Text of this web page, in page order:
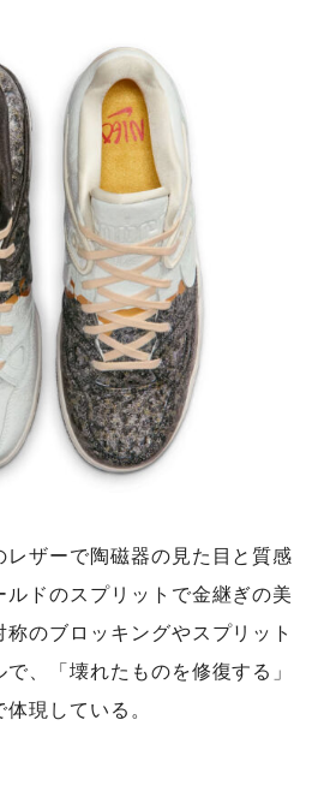
レザーで陶磁器の見た目と質感
ルドのスプリットで金継ぎの美
のブロッキングやスプリット
、「壊れたものを修復する」
現している。